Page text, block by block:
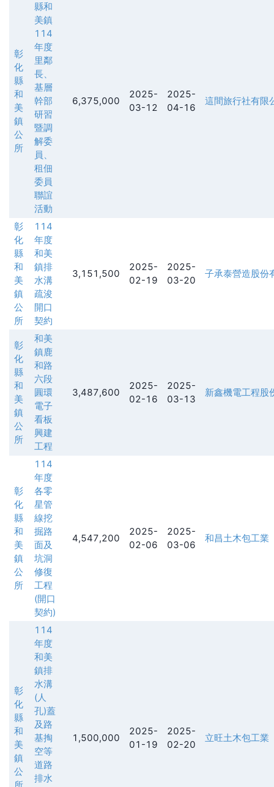
彰
化
縣
和
美
鎮
公
所
縣和
美鎮
114
年度
里鄰
長、
基層
幹部
研習
暨調
解委
員、
租佃
委員
聯誼
活動
6,375,000
2025-
03-12
2025-
04-16
這間旅行社有限
彰
化
縣
和
美
鎮
公
所
114
年度
和美
鎮排
水溝
疏浚
開口
契約
3,151,500
2025-
02-19
2025-
03-20
子承泰營造股份
彰
化
縣
和
美
鎮
公
所
和美
鎮鹿
和路
六段
圓環
電子
看板
興建
工程
3,487,600
2025-
02-16
2025-
03-13
新鑫機電工程股
彰
化
縣
和
美
鎮
公
所
114
年度
各零
星管
線挖
掘路
面及
坑洞
修復
工程
(開口
契約)
4,547,200
2025-
02-06
2025-
03-06
和昌土木包工業
彰
化
縣
和
美
鎮
公
114
年度
和美
鎮排
水溝
(人
孔)蓋
及路
基掏
空等
道路
排水
1,500,000
2025-
01-19
2025-
02-20
立旺土木包工業